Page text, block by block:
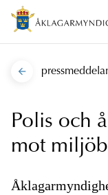
Polis och
mot